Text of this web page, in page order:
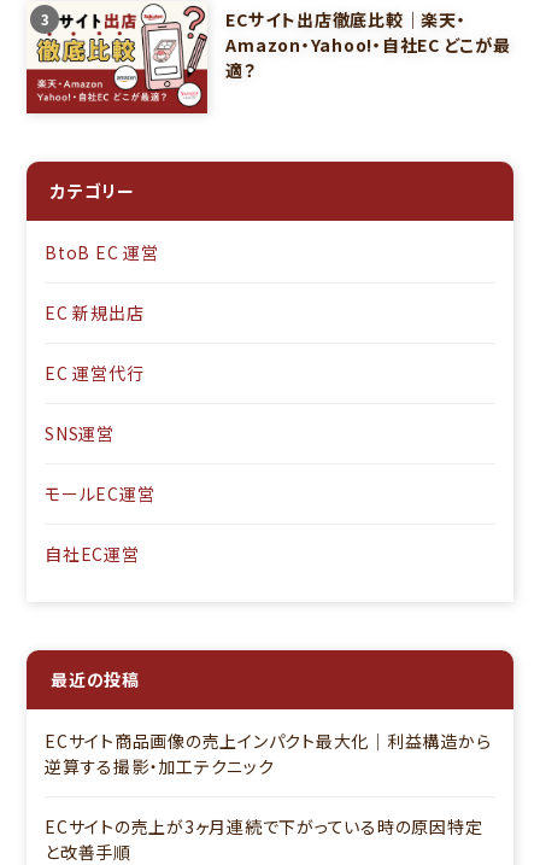
3
ECサイト出店徹底比較｜楽天・
Amazon・Yahoo!・自社EC どこが最
適？
カテゴリー
BtoB EC 運営
EC 新規出店
EC 運営代行
SNS運営
モールEC運営
自社EC運営
最近の投稿
ECサイト商品画像の売上インパクト最大化｜利益構造から
逆算する撮影・加工テクニック
ECサイトの売上が3ヶ月連続で下がっている時の原因特定
と改善手順